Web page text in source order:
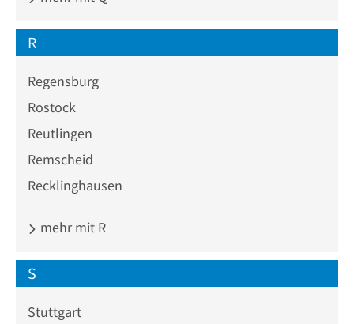
R
Regensburg
Rostock
Reutlingen
Remscheid
Recklinghausen
mehr mit R
S
Stuttgart